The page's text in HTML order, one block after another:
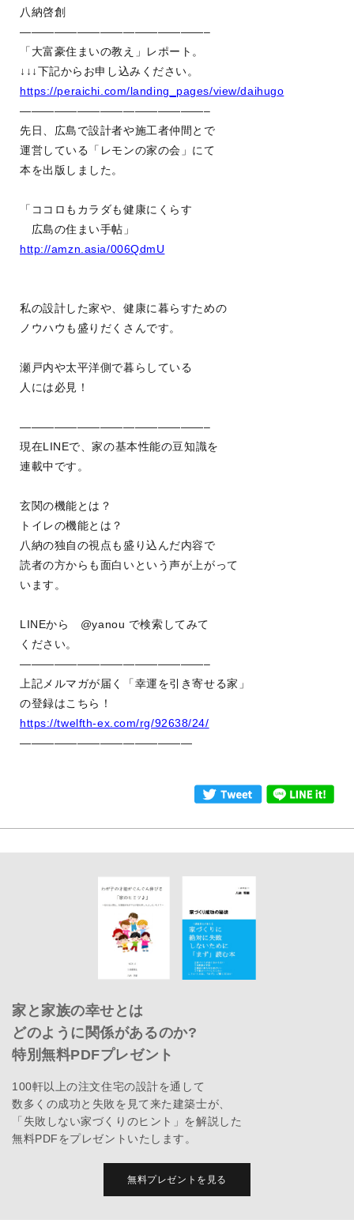
八納啓創
————————————————–
「大富豪住まいの教え」レポート。
↓↓↓下記からお申し込みください。
https://peraichi.com/landing_pages/view/daihugo
————————————————–
先日、広島で設計者や施工者仲間とで
運営している「レモンの家の会」にて
本を出版しました。
「ココロもカラダも健康にくらす
広島の住まい手帖」
http://amzn.asia/006QdmU
私の設計した家や、健康に暮らすための
ノウハウも盛りだくさんです。
瀬戸内や太平洋側で暮らしている
人には必見！
————————————————–
現在LINEで、家の基本性能の豆知識を
連載中です。
玄関の機能とは？
トイレの機能とは？
八納の独自の視点も盛り込んだ内容で
読者の方からも面白いという声が上がって
います。
LINEから @yanou で検索してみて
ください。
————————————————–
上記メルマガが届く「幸運を引き寄せる家」
の登録はこちら！
https://twelfth-ex.com/rg/92638/24/
———————————————
家と家族の幸せとは
どのように関係があるのか?
特別無料PDFプレゼント
100軒以上の注文住宅の設計を通して
数多くの成功と失敗を見て来た建築士が、
「失敗しない家づくりのヒント」を解説した
無料PDFをプレゼントいたします。
無料プレゼントを見る